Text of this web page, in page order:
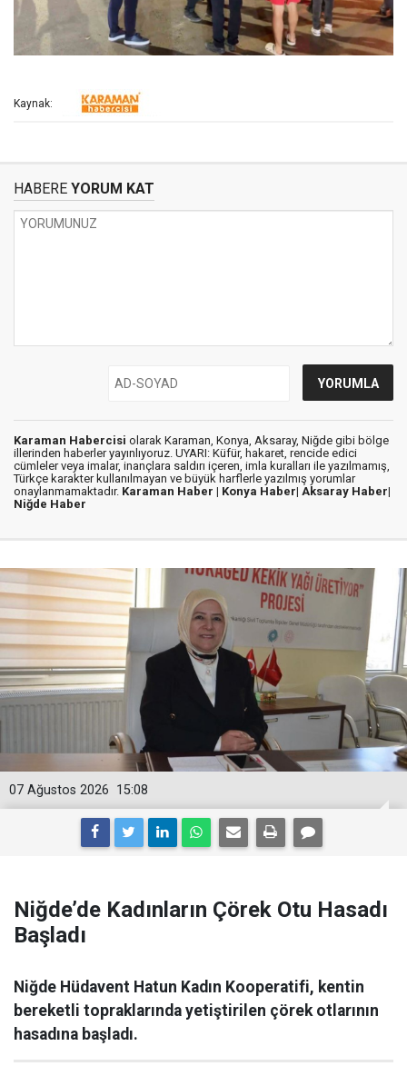
Kaynak:
HABERE YORUM KAT
Karaman Habercisi olarak Karaman, Konya, Aksaray, Niğde gibi bölge
illerinden haberler yayınlıyoruz. UYARI: Küfür, hakaret, rencide edici
cümleler veya imalar, inançlara saldırı içeren, imla kuralları ile yazılmamış,
Türkçe karakter kullanılmayan ve büyük harflerle yazılmış yorumlar
onaylanmamaktadır. Karaman Haber | Konya Haber| Aksaray Haber|
Niğde Haber
15:08
07 Ağustos 2026
Niğde’de Kadınların Çörek Otu Hasadı
Başladı
Niğde Hüdavent Hatun Kadın Kooperatifi, kentin
bereketli topraklarında yetiştirilen çörek otlarının
hasadına başladı.